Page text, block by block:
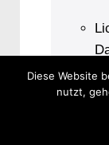
in
Diese Website
nutzt,